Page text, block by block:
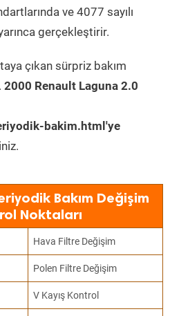
ve 4077 sayılı
gerçekleştirir.
çıkan sürpriz bakım
2000 Renault Laguna 2.0
bakim.html'ye
Bakım Değişim
Noktaları
Hava Filtre Değişim
Polen Filtre Değişim
V Kayış Kontrol